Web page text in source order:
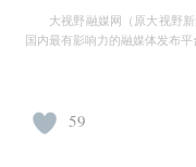
大视野融媒网（原大视野
国内最有影响力的融媒体发布平
59